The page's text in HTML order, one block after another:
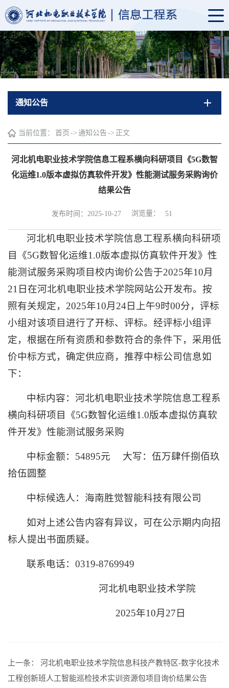
通知公告
当前位置： 首页 -> 通知公告 -> 正文
河北机电职业技术学院信息工程系横向科研项目《5G数智
化运维1.0版本虚拟仿真软件开发》性能测试服务采购询价
结果公告
发布时间：2025-10-27 浏览量： 51
河北机电职业技术学院信息工程系横向科研项
目《5G数智化运维1.0版本虚拟仿真软件开发》性
能测试服务采购项目校内询价公告于2025年10月
21日在河北机电职业技术学院网站公开发布。按
照有关规定，2025年10月24日上午9时00分，评标
小组对该项目进行了开标、评标。经评标小组评
定，根据在所有资质和参数符合的条件下，采用低
价中标方式，确定供应商，推荐中标公司信息如
下：
中标内容：河北机电职业技术学院信息工程系
横向科研项目《5G数智化运维1.0版本虚拟仿真软
件开发》性能测试服务采购
中标金额：54895元 大写：伍万肆仟捌佰玖
拾伍圆整
中标候选人：海南胜觉智能科技有限公司
如对上述公告内容有异议，可在公示期内向招
标人提出书面质疑。
联系电话：0319-8769949
河北机电职业技术学院
2025年10月27日
上一条： 河北机电职业技术学院信息科技产教特区-数字化技术
工程创新班人工智能巡检技术实训资源包项目询价结果公告